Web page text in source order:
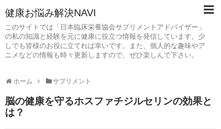
健康お悩み解決NAVI
このサイトでは「日本臨床栄養協会サプリメントアドバイザー」
の私の知識と経験を元に健康に役立つ情報を発信しています。少
しでも皆様のお役に立てれば幸いです。また、個人的な趣味やア
ニメなどの情報も時々更新しますので、ぜひ楽しんで下さい。
ホーム サプリメント
脳の健康を守るホスファチジルセリンの効果と
は？